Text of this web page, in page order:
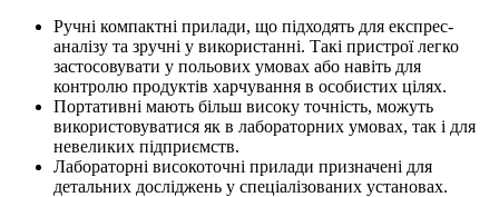
Ручні компактні прилади, що підходять для експрес-
аналізу та зручні у використанні. Такі пристрої легко
застосовувати у польових умовах або навіть для
контролю продуктів харчування в особистих цілях.
Портативні мають більш високу точність, можуть
використовуватися як в лабораторних умовах, так і для
невеликих підприємств.
Лабораторні високоточні прилади призначені для
детальних досліджень у спеціалізованих установах.